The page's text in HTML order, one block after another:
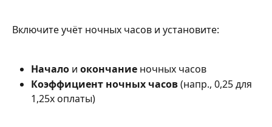
Включите учёт ночных часов и установите:
Начало и окончание ночных часов
Коэффициент ночных часов (напр., 0,25 для
1,25x оплаты)